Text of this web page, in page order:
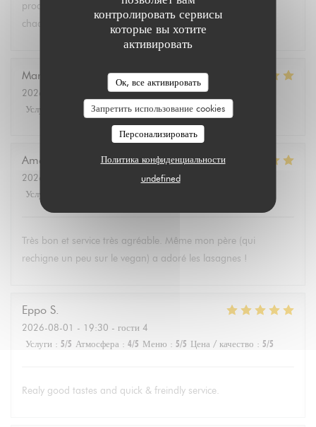
контролировать сервисы
которые вы хотите
активировать
Ок, все активировать
Запретить использование cookies
Персонализировать
Политика конфиденциальности
undefined
produits végétariens et bio. Tous les convives se régalent à
chaque fois.
Marie Christine D
2026-08-02
- 13:30 - гости 2
Услуги
Атмосфера: 4 /5 Меню: 5/5 Цена / качество
Amélie
2026-08-01
- 19:00 - гости 3
Услуги
Très bon et service très agréable. Même mon père (qui
rechigne un peu sur le vegan) a adoré les lasagnes !
Eppo S
2026-08-01 - 19:30 - гости 4
Услуги : 5/5 Атмосфера : 4/5 Меню : 5/5 Цена / качество : 5/5
Realy good tastes and quick & freindly service.